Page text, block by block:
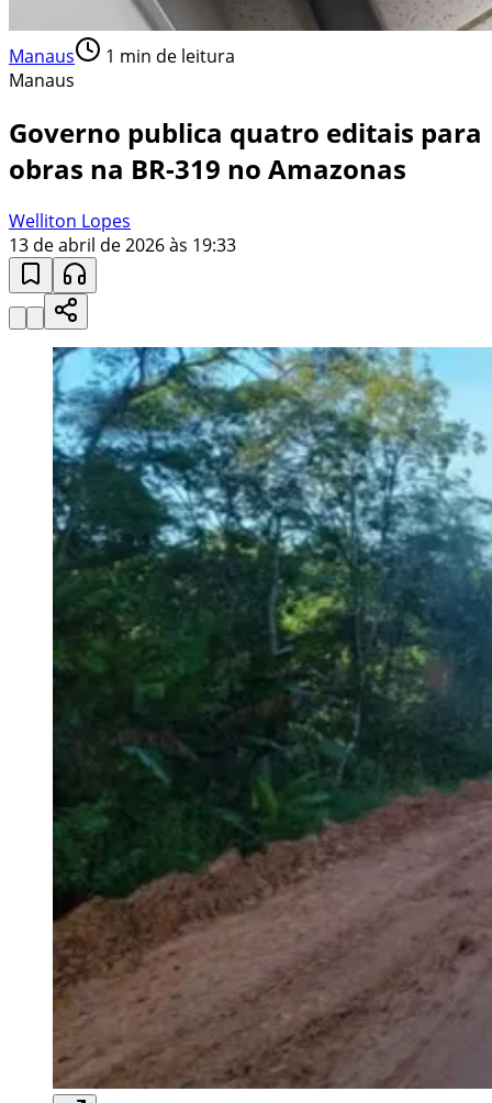
Manaus 1 min de leitura
Manaus
Governo publica quatro editais para
obras na BR-319 no Amazonas
Welliton Lopes
13 de abril de 2026 às 19:33